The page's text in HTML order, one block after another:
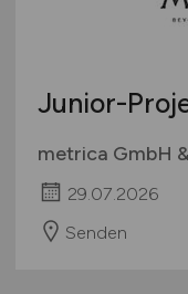
Junior-
metrica GmbH
29.07.2026
Senden